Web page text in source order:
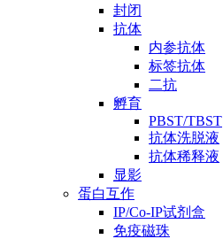
封闭
抗体
内参抗体
标签抗体
二抗
孵育
PBST/TBST
抗体洗脱液
抗体稀释液
显影
蛋白互作
IP/Co-IP试剂盒
免疫磁珠